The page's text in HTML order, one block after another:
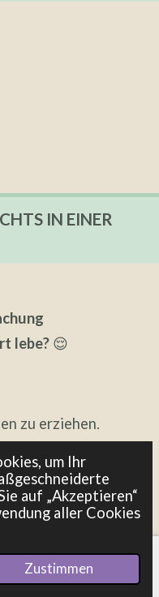
um Ihr
auf „Akzeptieren“
aller Cookies
Zustimmen
IN EINER
lebe?😌
zu erziehen.
hin.
Pinterest